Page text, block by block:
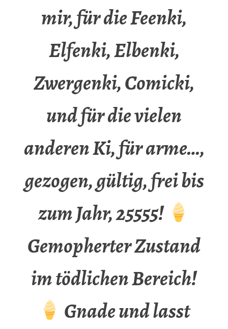
mir, für die Feenki,
Elfenki, Elbenki,
Zwergenki, Comicki,
und für die vielen
anderen Ki, für arme…,
gezogen, gültig, frei bis
zum Jahr, 25555!
Gemopherter Zustand
im tödlichen Bereich!
Gnade und lasst